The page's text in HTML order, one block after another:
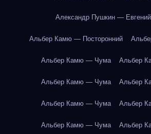
Александр Пушкин —
Альбер Камю — Посторонний
Альбер Камю — Чума Альбер
Альбер Камю — Чума Альбер
Альбер Камю — Чума Альбер
Альбер Камю — Чума Альбер